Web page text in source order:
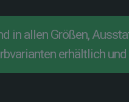
in allen Größen,
erhältlich